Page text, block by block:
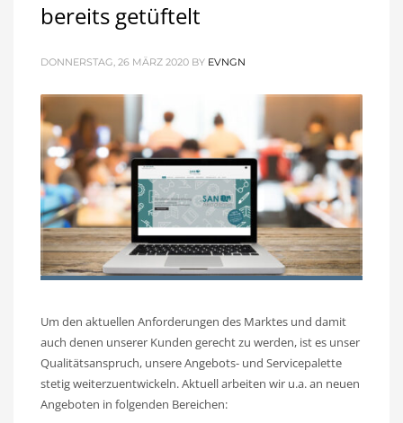
bereits getüftelt
DONNERSTAG, 26 MÄRZ 2020 BY EVNGN
Um den aktuellen Anforderungen des Marktes und damit
auch denen unserer Kunden gerecht zu werden, ist es unser
Qualitätsanspruch, unsere Angebots- und Servicepalette
stetig weiterzuentwickeln. Aktuell arbeiten wir u.a. an neuen
Angeboten in folgenden Bereichen: